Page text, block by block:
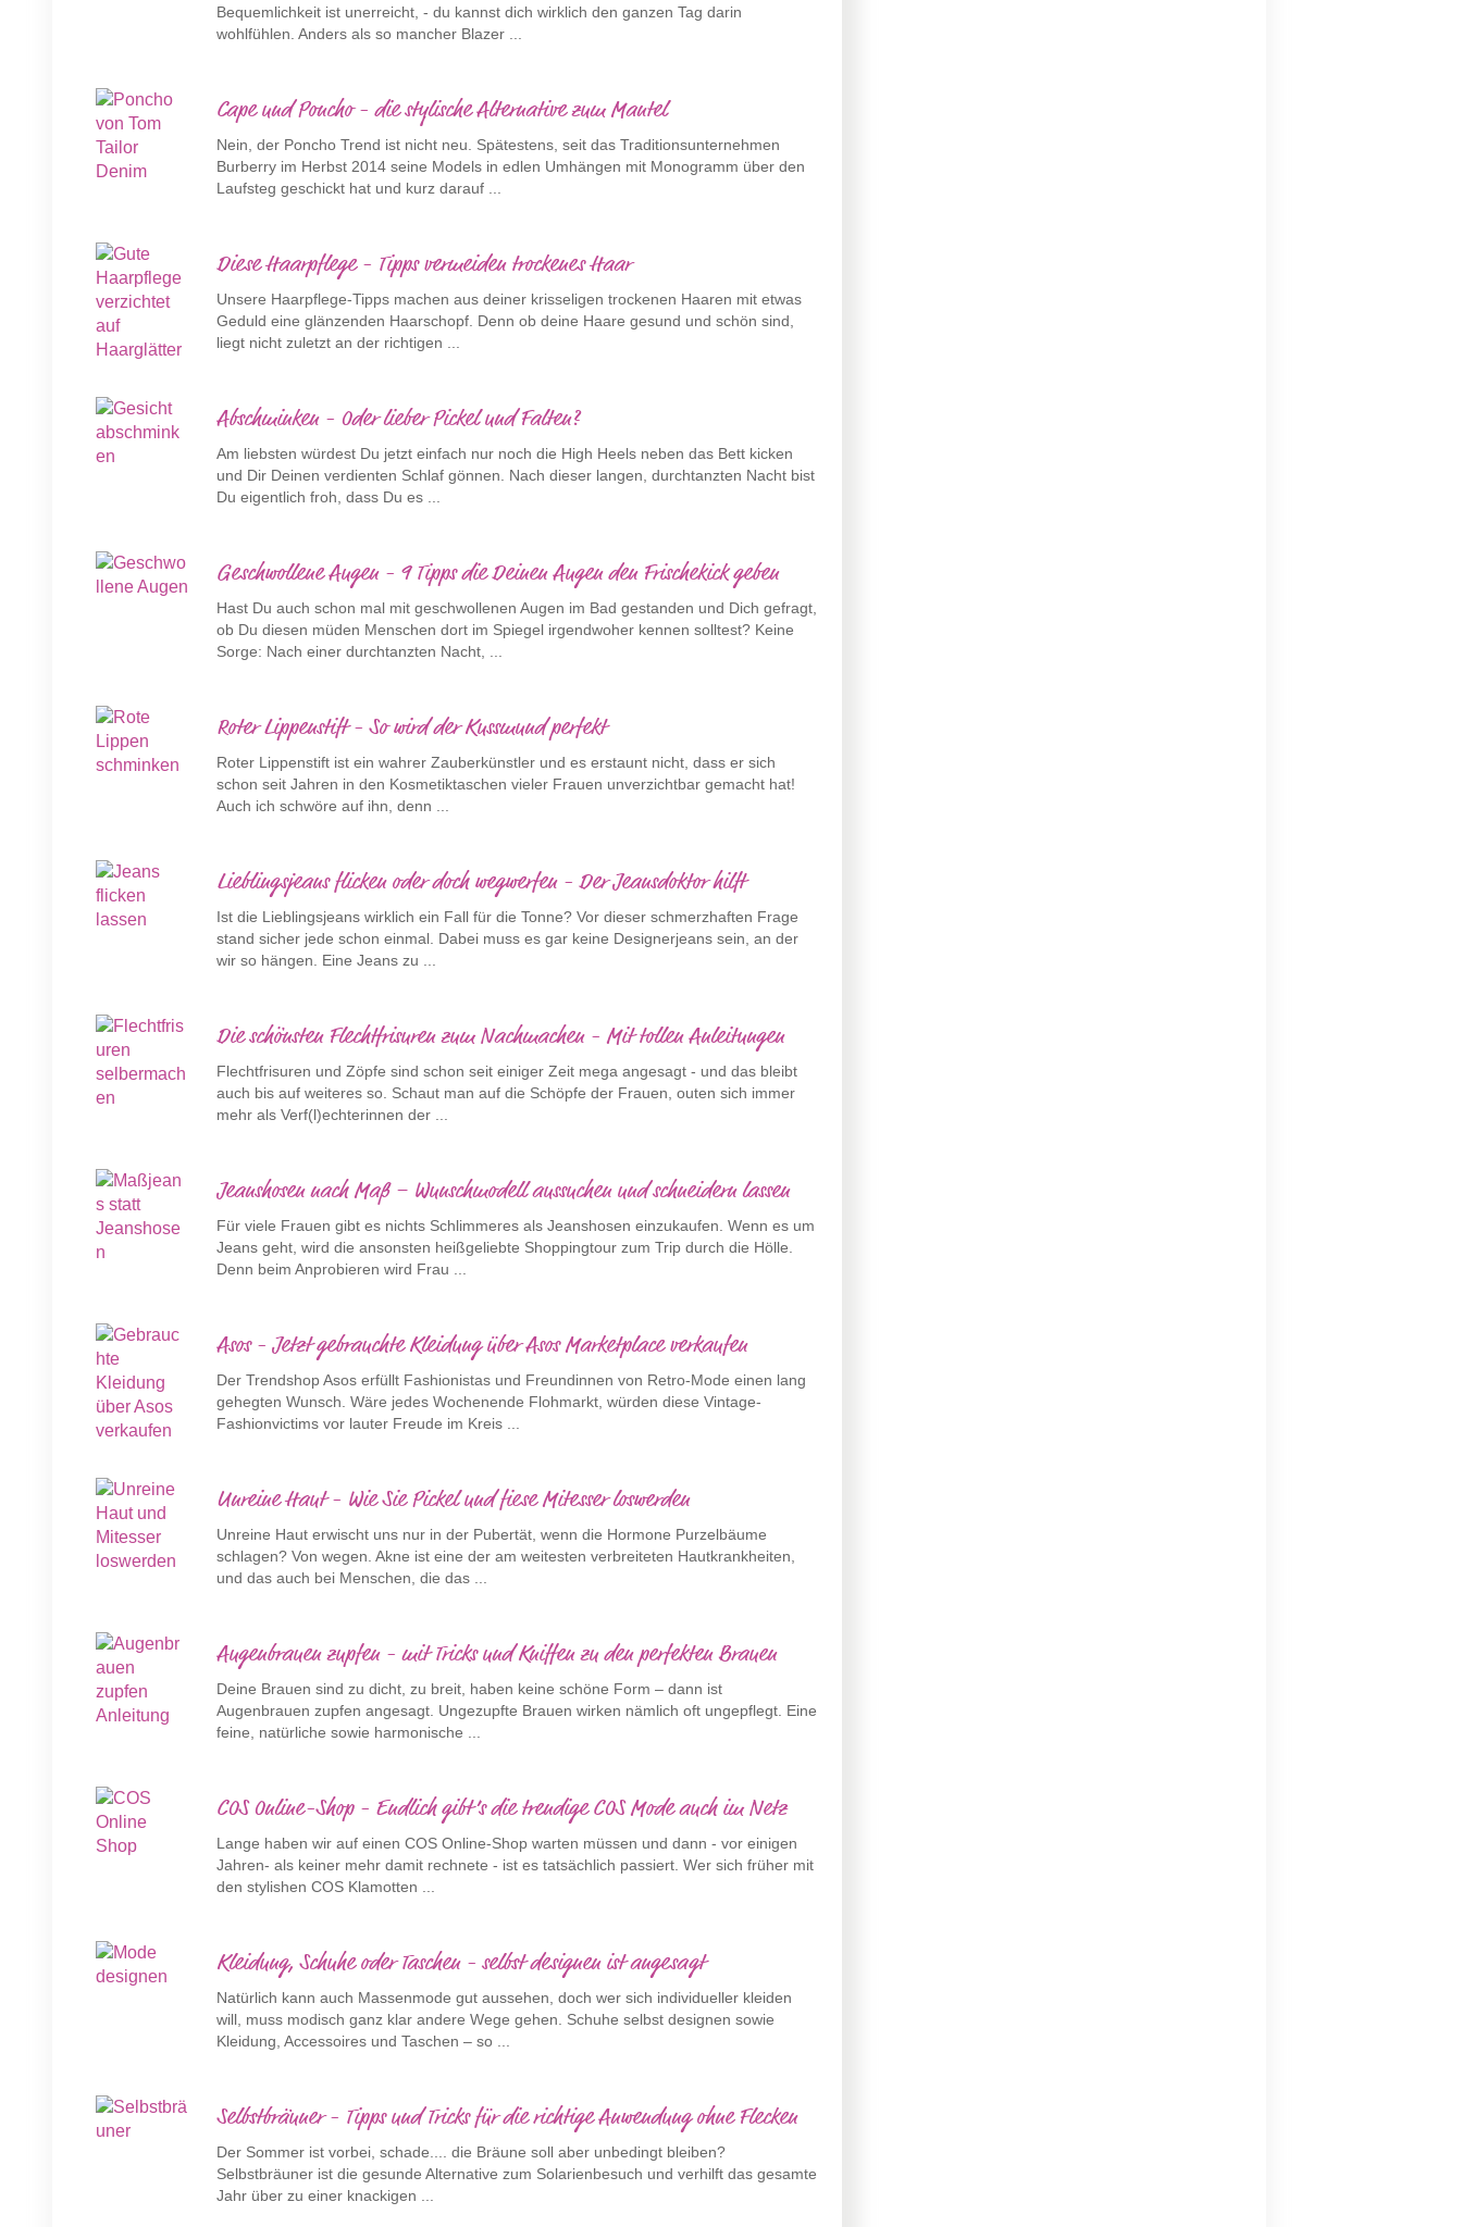
Bequemlichkeit ist unerreicht, - du kannst dich wirklich den ganzen Tag darin
wohlfühlen. Anders als so mancher Blazer ...
Cape und Poncho - die stylische Alternative zum Mantel
Nein, der Poncho Trend ist nicht neu. Spätestens, seit das Traditionsunternehmen
Burberry im Herbst 2014 seine Models in edlen Umhängen mit Monogramm über den
Laufsteg geschickt hat und kurz darauf ...
Diese Haarpflege - Tipps vermeiden trockenes Haar
Unsere Haarpflege-Tipps machen aus deiner krisseligen trockenen Haaren mit etwas
Geduld eine glänzenden Haarschopf. Denn ob deine Haare gesund und schön sind,
liegt nicht zuletzt an der richtigen ...
Abschminken - Oder lieber Pickel und Falten?
Am liebsten würdest Du jetzt einfach nur noch die High Heels neben das Bett kicken
und Dir Deinen verdienten Schlaf gönnen. Nach dieser langen, durchtanzten Nacht bist
Du eigentlich froh, dass Du es ...
Geschwollene Augen - 9 Tipps die Deinen Augen den Frischekick geben
Hast Du auch schon mal mit geschwollenen Augen im Bad gestanden und Dich gefragt,
ob Du diesen müden Menschen dort im Spiegel irgendwoher kennen solltest? Keine
Sorge: Nach einer durchtanzten Nacht, ...
Roter Lippenstift - So wird der Kussmund perfekt
Roter Lippenstift ist ein wahrer Zauberkünstler und es erstaunt nicht, dass er sich
schon seit Jahren in den Kosmetiktaschen vieler Frauen unverzichtbar gemacht hat!
Auch ich schwöre auf ihn, denn ...
Lieblingsjeans flicken oder doch wegwerfen - Der Jeansdoktor hilft
Ist die Lieblingsjeans wirklich ein Fall für die Tonne? Vor dieser schmerzhaften Frage
stand sicher jede schon einmal. Dabei muss es gar keine Designerjeans sein, an der
wir so hängen. Eine Jeans zu ...
Die schönsten Flechtfrisuren zum Nachmachen - Mit tollen Anleitungen
Flechtfrisuren und Zöpfe sind schon seit einiger Zeit mega angesagt - und das bleibt
auch bis auf weiteres so. Schaut man auf die Schöpfe der Frauen, outen sich immer
mehr als Verf(l)echterinnen der ...
Jeanshosen nach Maß – Wunschmodell aussuchen und schneidern lassen
Für viele Frauen gibt es nichts Schlimmeres als Jeanshosen einzukaufen. Wenn es um
Jeans geht, wird die ansonsten heißgeliebte Shoppingtour zum Trip durch die Hölle.
Denn beim Anprobieren wird Frau ...
Asos - Jetzt gebrauchte Kleidung über Asos Marketplace verkaufen
Der Trendshop Asos erfüllt Fashionistas und Freundinnen von Retro-Mode einen lang
gehegten Wunsch. Wäre jedes Wochenende Flohmarkt, würden diese Vintage-
Fashionvictims vor lauter Freude im Kreis ...
Unreine Haut - Wie Sie Pickel und fiese Mitesser loswerden
Unreine Haut erwischt uns nur in der Pubertät, wenn die Hormone Purzelbäume
schlagen? Von wegen. Akne ist eine der am weitesten verbreiteten Hautkrankheiten,
und das auch bei Menschen, die das ...
Augenbrauen zupfen - mit Tricks und Kniffen zu den perfekten Brauen
Deine Brauen sind zu dicht, zu breit, haben keine schöne Form – dann ist
Augenbrauen zupfen angesagt. Ungezupfte Brauen wirken nämlich oft ungepflegt. Eine
feine, natürliche sowie harmonische ...
COS Online-Shop - Endlich gibt’s die trendige COS Mode auch im Netz
Lange haben wir auf einen COS Online-Shop warten müssen und dann - vor einigen
Jahren- als keiner mehr damit rechnete - ist es tatsächlich passiert. Wer sich früher mit
den stylishen COS Klamotten ...
Kleidung, Schuhe oder Taschen - selbst designen ist angesagt
Natürlich kann auch Massenmode gut aussehen, doch wer sich individueller kleiden
will, muss modisch ganz klar andere Wege gehen. Schuhe selbst designen sowie
Kleidung, Accessoires und Taschen – so ...
Selbstbräuner - Tipps und Tricks für die richtige Anwendung ohne Flecken
Der Sommer ist vorbei, schade.... die Bräune soll aber unbedingt bleiben?
Selbstbräuner ist die gesunde Alternative zum Solarienbesuch und verhilft das gesamte
Jahr über zu einer knackigen ...